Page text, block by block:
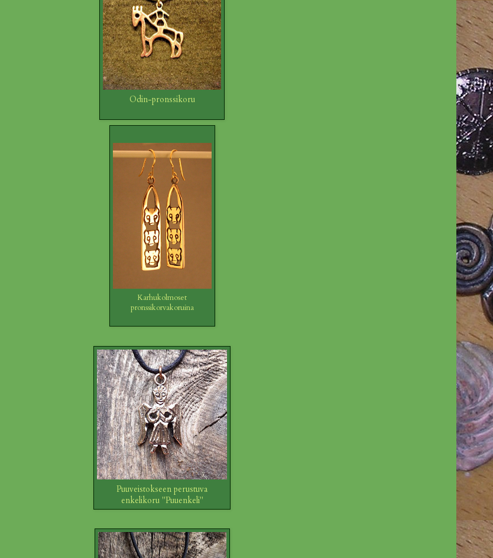
Odin-pronssikoru
Karhukolmoset
pronssikorvakoruina
Puuveistokseen perustuva
enkelikoru "Puuenkeli"